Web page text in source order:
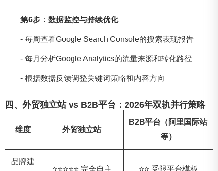
第6步：数据监控与持续优化
- 每周查看Google Search Console的搜索表现报告
- 每月分析Google Analytics的流量来源和转化路径
- 根据数据反馈调整关键词策略和内容方向
四、外贸独立站 vs B2B平台：2026年双轨并行策略
维度 外贸独立站
B2B平台（阿里国际站
等）
品牌建
⭐⭐⭐⭐⭐ 完全自主 ⭐⭐ 受限平台模板